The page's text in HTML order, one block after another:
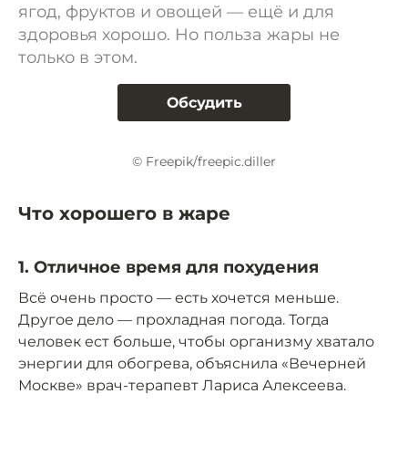
ягод, фруктов и овощей — ещё и для
здоровья хорошо. Но польза жары не
только в этом.
Обсудить
© Freepik/freepic.diller
Что хорошего в жаре
1. Отличное время для похудения
Всё очень просто — есть хочется меньше.
Другое дело — прохладная погода. Тогда
человек ест больше, чтобы организму хватало
энергии для обогрева, объяснила «Вечерней
Москве» врач-терапевт Лариса Алексеева.